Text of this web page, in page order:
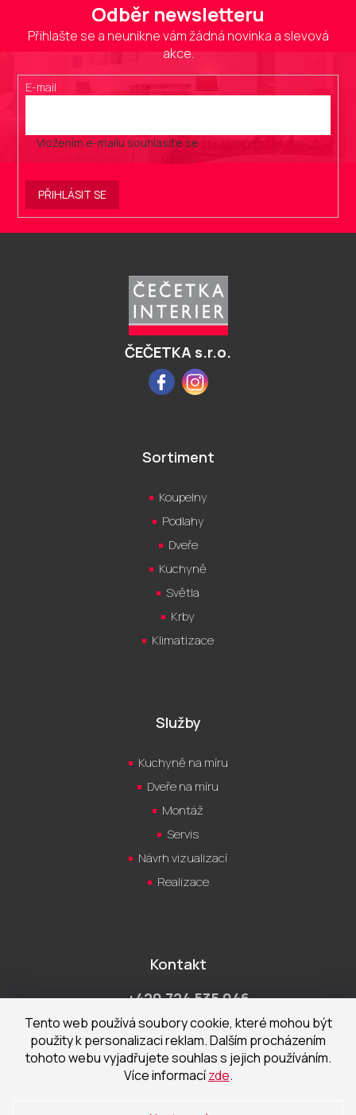
Tento web používá soubory cookie, které mohou být
použity k personalizaci reklam. Dalším procházením
tohoto webu vyjadřujete souhlas s jejich používáním.
Více informacízde.
Odběr newsletteru
Přihlašte se a neunikne vám žádná novinka a slevová
akce.
E-mail
Vložením e-mailu souhlasíte se zpracováním osobních
.
PŘIHLÁSIT SE
ČEČETKA s.r.o.
FacebookInstagram
Sortiment
Koupelny
Podlahy
Dveře
Kuchyně
Světla
Krby
Klimatizace
Služby
Kuchyně na míru
Dveře na míru
Montáž
Servis
Návrh vizualizací
Realizace
Kontakt
+420 724 535 046
Po-Pá 9:00 - 18:00 hod
obchod@cecetka.cz